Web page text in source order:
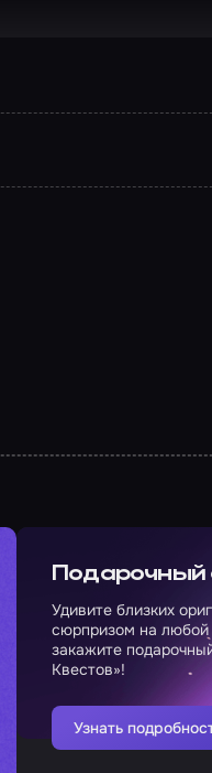
Подарочный
Удивите близких
сюрпризом на любой
закажите
Квестов»!
Узнать